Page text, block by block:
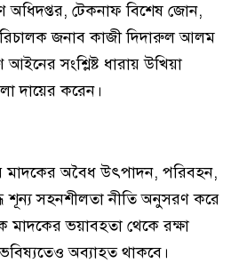
অধিদপ্তর, টেকনাফ বিশেষ জোন,
জনাব কাজী দিদারুল আলম
আইনের সংশ্লিষ্ট ধারায় উখিয়া
দায়ের করেন।
মাদকের অবৈধ উৎপাদন, পরিবহন,
শূন্য সহনশীলতা নীতি অনুসরণ করে
ভয়াবহতা থেকে রক্ষা
অব্যাহত থাকবে।